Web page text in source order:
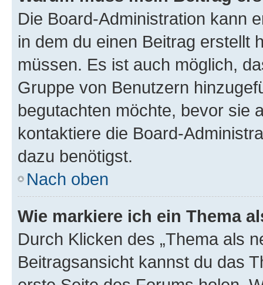
Die Board-Administration kann
in dem du einen Beitrag erstellt
müssen. Es ist auch möglich,
Gruppe von Benutzern
begutachten möchte, bevor sie
kontaktiere die Board-
dazu benötigst.
Nach oben
Wie markiere ich ein Thema
Durch Klicken des „Thema als
Beitragsansicht kannst du das